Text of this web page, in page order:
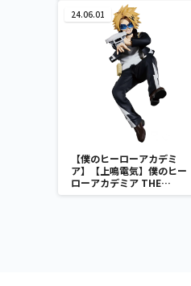
vol.2
24.06.01
【僕のヒーローアカデミ
ア】【上鳴電気】僕のヒー
ローアカデミア THE
AMAZING HEROES vol.21